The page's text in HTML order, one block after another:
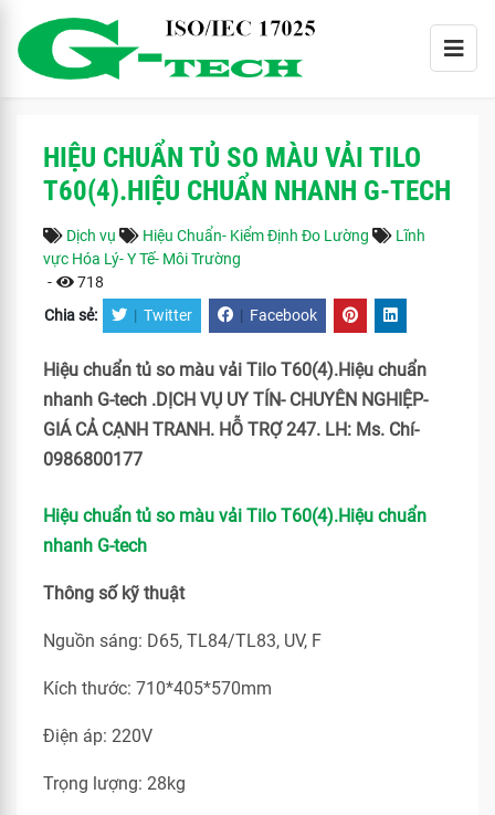
HIỆU CHUẨN TỦ SO MÀU VẢI TILO
T60(4).HIỆU CHUẨN NHANH G-TECH
Dịch vụ Hiệu Chuẩn- Kiểm Định Đo Lường
Lĩnh
vực Hóa Lý- Y Tế- Môi Trường
-
718
Chia sẻ: | Twitter | Facebook
Hiệu chuẩn tủ so màu vải Tilo T60(4).Hiệu chuẩn
nhanh G-tech .DỊCH VỤ UY TÍN- CHUYÊN NGHIỆP-
GIÁ CẢ CẠNH TRANH. HỖ TRỢ 247. LH: Ms. Chí-
0986800177
Hiệu chuẩn tủ so màu vải Tilo T60(4).Hiệu chuẩn
nhanh G-tech
Thông số kỹ thuật
Nguồn sáng: D65, TL84/TL83, UV, F
Kích thước: 710*405*570mm
Điện áp: 220V
Trọng lượng: 28kg